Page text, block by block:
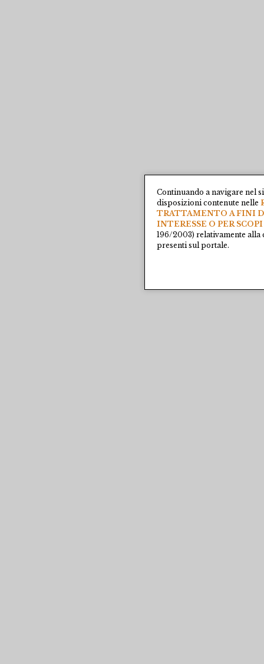
Continuando a navigare nel
disposizioni contenute nelle
TRATTAMENTO A FINI
INTERESSE O PER
196/2003) relativamente
presenti sul portale.